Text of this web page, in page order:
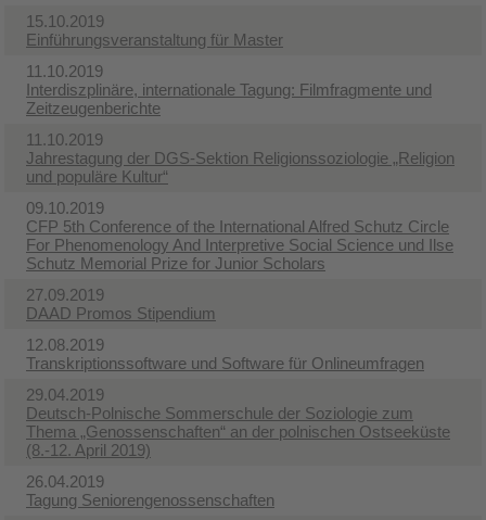
15.10.2019
Einführungsveranstaltung für Master
11.10.2019
Interdiszplinäre, internationale Tagung: Filmfragmente und
Zeitzeugenberichte
11.10.2019
Jahrestagung der DGS-Sektion Religionssoziologie „Religion
und populäre Kultur“
09.10.2019
CFP 5th Conference of the International Alfred Schutz Circle
For Phenomenology And Interpretive Social Science und Ilse
Schutz Memorial Prize for Junior Scholars
27.09.2019
DAAD Promos Stipendium
12.08.2019
Transkriptionssoftware und Software für Onlineumfragen
29.04.2019
Deutsch-Polnische Sommerschule der Soziologie zum
Thema „Genossenschaften“ an der polnischen Ostseeküste
(8.-12. April 2019)
26.04.2019
Tagung Seniorengenossenschaften